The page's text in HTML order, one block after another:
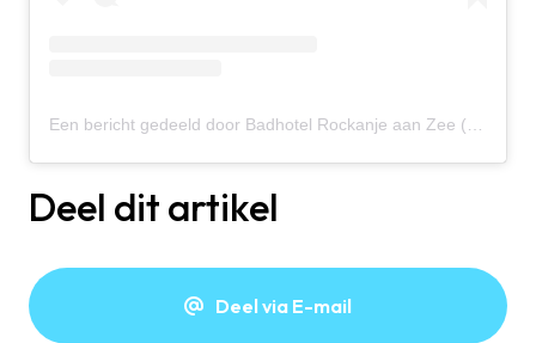
Een bericht gedeeld door Badhotel Rockanje aan Zee (@badhotelrockanje)
Deel dit artikel
Deel via E-mail